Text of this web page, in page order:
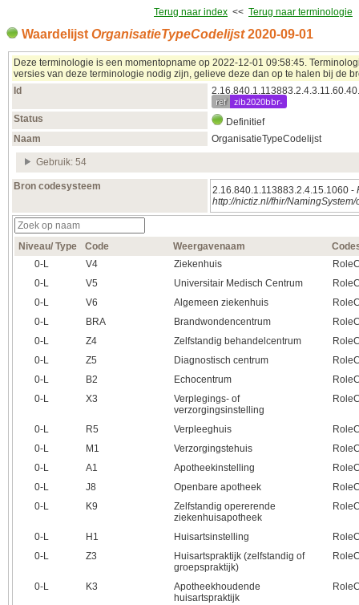
Terug naar index << Terug naar terminologie
Waardelijst OrganisatieTypeCodelijst2020‑09‑01
Deze terminologie is een momentopname op 2022‑12‑01 09:58:45.
versies van deze terminologie nodig zijn, gelieve deze dan op te halen bij de
Id
ref zib2020bbr-
Status
Definitief
Naam
OrganisatieTypeCodelijst
Gebruik: 54
Bron codesysteem 2.16.840.1.113883.2.4.15.1060 -
http://nictiz.nl/fhir/
Niveau/ Type Code Weergavenaam
0‑L
V4 Ziekenhuis
0‑L
V5 Universitair Medisch Centrum
0‑L
V6 Algemeen ziekenhuis
0‑L
BRA Brandwondencentrum
0‑L
Z4 Zelfstandig behandelcentrum
0‑L
Z5 Diagnostisch centrum
0‑L
B2 Echocentrum
0‑L
X3
Verplegings- of
verzorgingsinstelling
0‑L R5 Verpleeghuis
0‑L
M1 Verzorgingstehuis
0‑L
A1 Apotheekinstelling
0‑L
J8 Openbare apotheek
0‑L
K9
Zelfstandig opererende
ziekenhuisapotheek
0‑L H1 Huisartsinstelling
0‑L
Z3
Huisartspraktijk (zelfstandig of
groepspraktijk)
0‑L K3
Apotheekhoudende
huisartspraktijk